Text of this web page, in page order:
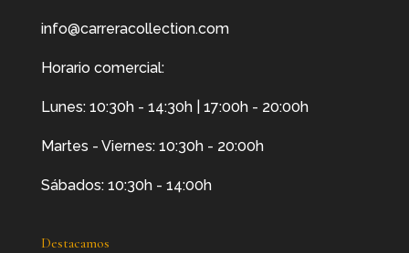
info@carreracollection.com
Horario comercial:
Lunes: 10:30h - 14:30h | 17:00h - 20:00h
Martes - Viernes: 10:30h - 20:00h
Sábados: 10:30h - 14:00h
Destacamos